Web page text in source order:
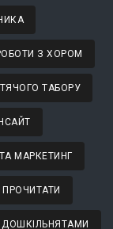
З ХОРОМ
ТАБОРУ
МАРКЕТИНГ